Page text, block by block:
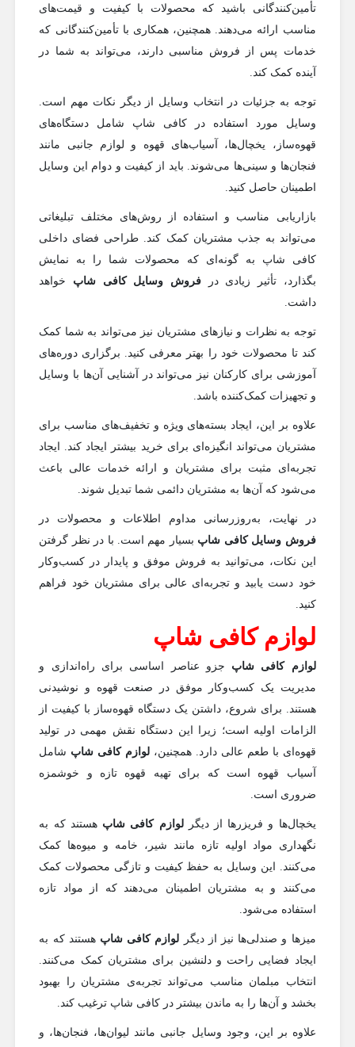
تأمین‌کنندگانی باشید که محصولات با کیفیت و قیمت‌های
مناسب ارائه می‌دهند. همچنین، همکاری با تأمین‌کنندگانی که
خدمات پس از فروش مناسبی دارند، می‌تواند به شما در
آینده کمک کند.
توجه به جزئیات در انتخاب وسایل از دیگر نکات مهم است.
وسایل مورد استفاده در کافی شاپ شامل دستگاه‌های
قهوه‌ساز، یخچال‌ها، آسیاب‌های قهوه و لوازم جانبی مانند
فنجان‌ها و سینی‌ها می‌شوند. باید از کیفیت و دوام این وسایل
اطمینان حاصل کنید.
بازاریابی مناسب و استفاده از روش‌های مختلف تبلیغاتی
می‌تواند به جذب مشتریان کمک کند. طراحی فضای داخلی
کافی شاپ به گونه‌ای که محصولات شما را به نمایش
بگذارد، تأثیر زیادی در
فروش وسایل کافی شاپخواهد
داشت.
توجه به نظرات و نیازهای مشتریان نیز می‌تواند به شما کمک
کند تا محصولات خود را بهتر معرفی کنید. برگزاری دوره‌های
آموزشی برای کارکنان نیز می‌تواند در آشنایی آن‌ها با وسایل
و تجهیزات کمک‌کننده باشد.
علاوه بر این، ایجاد بسته‌های ویژه و تخفیف‌های مناسب برای
مشتریان می‌تواند انگیزه‌ای برای خرید بیشتر ایجاد کند. ایجاد
تجربه‌ای مثبت برای مشتریان و ارائه خدمات عالی باعث
می‌شود که آن‌ها به مشتریان دائمی شما تبدیل شوند.
در نهایت، به‌روزرسانی مداوم اطلاعات و محصولات در
فروش وسایل کافی شاپبسیار مهم است. با در نظر گرفتن
این نکات، می‌توانید به فروش موفق و پایدار در کسب‌وکار
خود دست یابید و تجربه‌ای عالی برای مشتریان خود فراهم
کنید.
لوازم کافی شاپ
لوازم کافی شاپجزو عناصر اساسی برای راه‌اندازی و
مدیریت یک کسب‌وکار موفق در صنعت قهوه و نوشیدنی
هستند. برای شروع، داشتن یک دستگاه قهوه‌ساز با کیفیت از
الزامات اولیه است؛ زیرا این دستگاه نقش مهمی در تولید
قهوه‌ای با طعم عالی دارد. همچنین،لوازم کافی شاپشامل
آسیاب قهوه است که برای تهیه قهوه تازه و خوشمزه
ضروری است.
یخچال‌ها و فریزرها از دیگر لوازم کافی شاپهستند که به
نگهداری مواد اولیه تازه مانند شیر، خامه و میوه‌ها کمک
می‌کنند. این وسایل به حفظ کیفیت و تازگی محصولات کمک
می‌کنند و به مشتریان اطمینان می‌دهند که از مواد تازه
استفاده می‌شود.
میزها و صندلی‌ها نیز از دیگر لوازم کافی شاپهستند که به
ایجاد فضایی راحت و دلنشین برای مشتریان کمک می‌کنند.
انتخاب مبلمان مناسب می‌تواند تجربه‌ی مشتریان را بهبود
بخشد و آن‌ها را به ماندن بیشتر در کافی شاپ ترغیب کند.
علاوه بر این، وجود وسایل جانبی مانند لیوان‌ها، فنجان‌ها، و